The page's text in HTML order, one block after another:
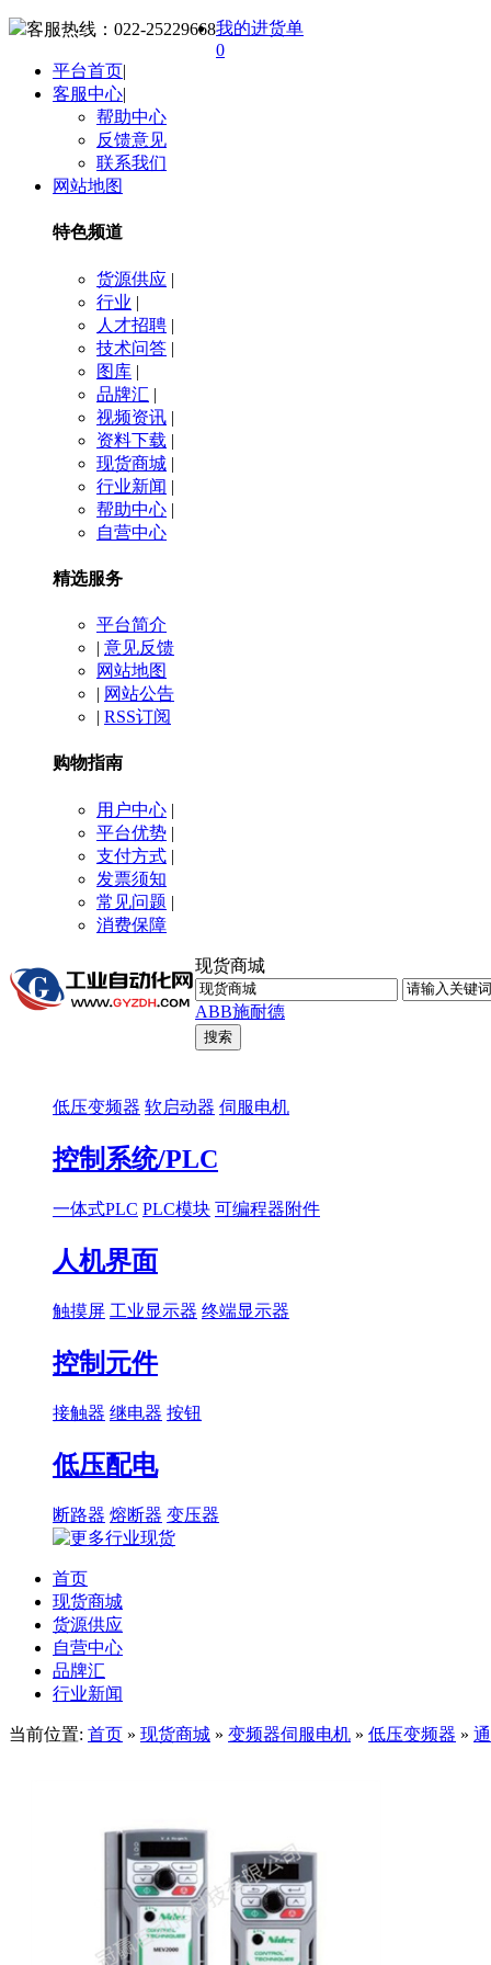
客服热线： 022-25229668我的进货单
0
平台首页|
客服中心|
帮助中心
反馈意见
联系我们
网站地图
特色频道
货源供应 |
行业 |
人才招聘 |
技术问答 |
图库 |
品牌汇 |
视频资讯 |
资料下载 |
现货商城 |
行业新闻 |
帮助中心 |
自营中心
精选服务
平台简介
| 意见反馈
网站地图
| 网站公告
| RSS订阅
购物指南
用户中心 |
平台优势 |
支付方式 |
发票须知
常见问题 |
消费保障
现货商城
ABB施耐德
低压变频器 软启动器 伺服电机
控制系统/PLC
一体式PLC PLC模块 可编程器附件
人机界面
触摸屏 工业显示器 终端显示器
控制元件
接触器 继电器 按钮
低压配电
断路器 熔断器 变压器
首页
现货商城
货源供应
自营中心
品牌汇
行业新闻
当前位置: 首页 » 现货商城 » 变频器伺服电机 » 低压变频器 »